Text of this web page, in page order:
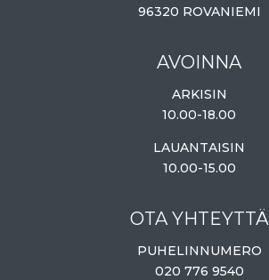
96320 ROVANIEMI
AVOINNA
ARKISIN
10.00-18.00
LAUANTAISIN
10.00-15.00
OTA YHTEYTTÄ
PUHELINNUMERO
020 776 9540